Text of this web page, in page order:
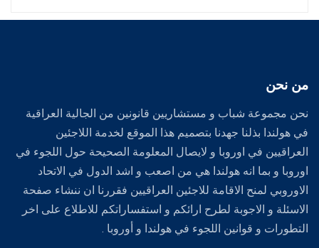
من نحن
نحن مجموعة شباب و مستشاريين قانونين من الجالية العراقية
في هولندا بذلنا جهدنا بتصميم هذا الموقع لخدمة اللاجئين
العراقيين في اوروبا و لايصال المعلومة الصحيحة حول اللجوء في
اوروبا و بما انه هولندا هي من اصعب و اشد الدول في الاتحاد
الاوروبي لمنح الاقامة للاجئين العراقيين فقررنا ان ننشاء صفحة
الاسئلة و الاجوبة لطرح ارائكم و استفساراتكم للاطلاع على اخر
التطورات و قوانين اللجوء في هولندا و أوروبا .